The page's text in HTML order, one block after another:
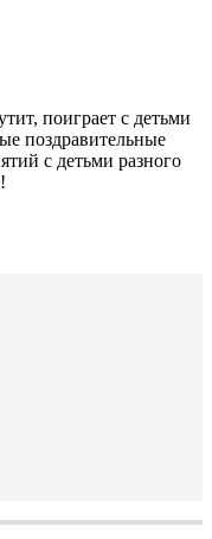
поиграет с детьми
поздравительные
с детьми разного